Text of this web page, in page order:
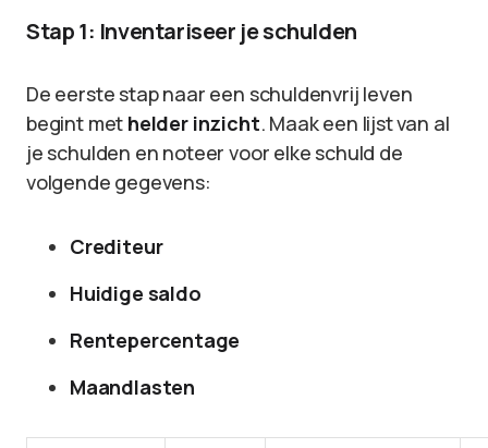
Stap 1: Inventariseer je schulden
De eerste stap naar een schuldenvrij leven
begint met helder inzicht. Maak een lijst van al
je schulden en noteer voor elke schuld de
volgende gegevens:
Crediteur
Huidige saldo
Rentepercentage
Maandlasten